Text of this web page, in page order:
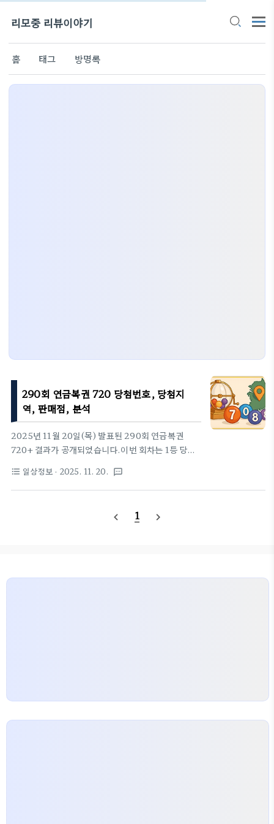
리모중 리뷰이야기
홈 태그 방명록
290회 연금복권 720 당첨번호, 당첨지
역, 판매점, 분석
2025년 11월 20일(목) 발표된 290회 연금복권
720+ 결과가 공개되었습니다.이번 회차는 1등 당첨
배출되며 흐름상 ‘조 전체 구매자 부재 + 번호 조합의
극단적 쏠림’이 동시에 나타난 회차로 볼 수 있습니다.
보너스 지역 집중 경향을 다시 재확인할 수 있었습니
등 1매 · 3등 35매 · 4등 591매 · 5등 5,717매 · 6등
format_list_bulleted 일상정보 · 2025. 11. 20. textsms
navigate_before 1 navigate_next